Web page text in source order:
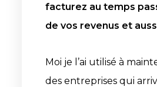
facturez au temps
de vos revenus et
Moi je l’ai utilisé à
des entreprises qui